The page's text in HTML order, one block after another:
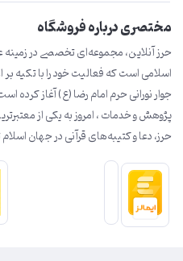
مختصری درباره فروشگاه
حرز آنلاین، مجموعه‌ای تخصصی در
اسلامی است که فعالیت خود را با تکیه بر
پژوهش و خدمات ، امروز به یکی از
حرز، دعا و کتیبه‌های قرآنی در جهان